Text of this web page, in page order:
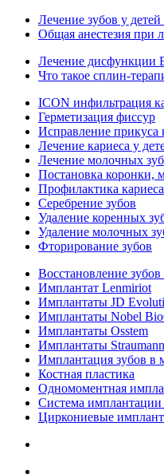
Лечение зубов у
Общая анестезия при
Лечение
Что такое сплин-
ICON инфильтрация
Герметизация фиссур
Исправление прикуса
Лечение кариеса у
Лечение молочных
Постановка коронки,
Профилактика
Серебрение зубов
Удаление коренных
Удаление молочных
Фторирование зубов
Восстановление зубов
Имплантат Lenmiriot
Имплантаты JD
Имплантаты Nobel
Имплантаты Osstem
Имплантаты Straumann
Имплантация зубов в
Костная пластика
Одномоментная
Система имплантации
Циркониевые